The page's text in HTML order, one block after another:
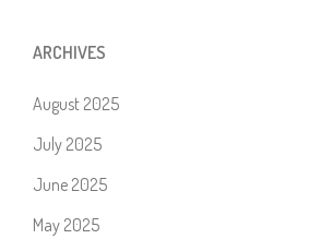
ARCHIVES
August 2025
July 2025
June 2025
May 2025